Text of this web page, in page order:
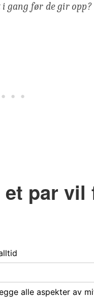
gang før de gir opp?
et par
alle aspekter av